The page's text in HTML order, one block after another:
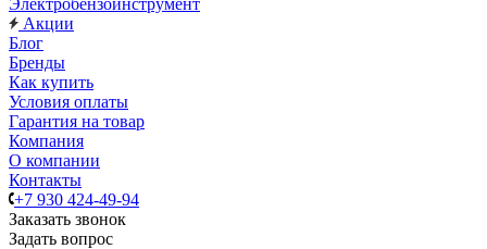
Электробензоинструмент
Акции
Блог
Бренды
Как купить
Условия оплаты
Гарантия на товар
Компания
О компании
Контакты
+7 930 424-49-94
Заказать звонок
Задать вопрос